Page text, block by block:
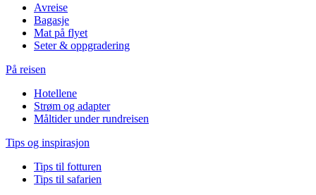
Avreise
Bagasje
Mat på flyet
Seter & oppgradering
På reisen
Hotellene
Strøm og adapter
Måltider under rundreisen
Tips og inspirasjon
Tips til fotturen
Tips til safarien